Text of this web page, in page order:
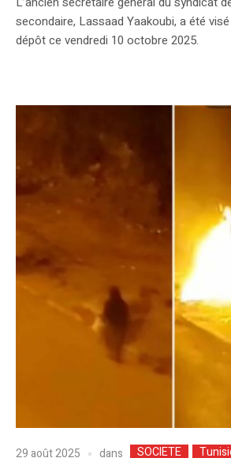
secondaire, Lassaad Yaakoubi, a été
dépôt ce vendredi 10 octobre 2025.
29 août 2025 dans SOCIETE